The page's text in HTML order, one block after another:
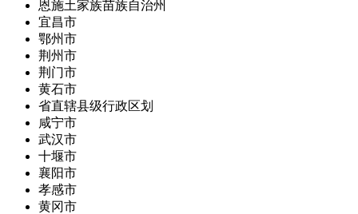
恩施土家族苗族自治州
宜昌市
鄂州市
荆州市
荆门市
黄石市
省直辖县级行政区划
咸宁市
武汉市
十堰市
襄阳市
孝感市
黄冈市